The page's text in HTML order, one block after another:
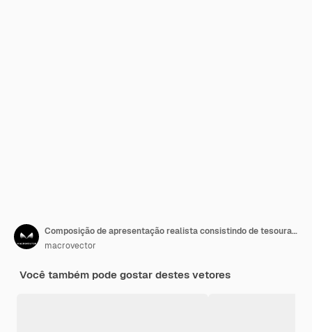
Composição de apresentação realista consistindo de tesouras metálicas cortando fita de seda vermelha voadora em ilustração vetorial de fundo branco
macrovector
Você também pode gostar destes vetores